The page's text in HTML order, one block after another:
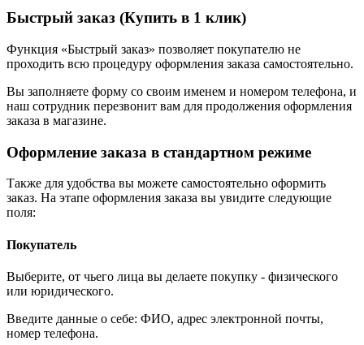
Быстрый заказ (Купить в 1 клик)
Функция «Быстрый заказ» позволяет покупателю не
проходить всю процедуру оформления заказа самостоятельно.
Вы заполняете форму со своим именем и номером телефона, и
наш сотрудник перезвонит вам для продолжения оформления
заказа в магазине.
Оформление заказа в стандартном режиме
Также для удобства вы можете самостоятельно оформить
заказ. На этапе оформления заказа вы увидите следующие
поля:
Покупатель
Выберите, от чьего лица вы делаете покупку - физического
или юридического.
Введите данные о себе: ФИО, адрес электронной почты,
номер телефона.